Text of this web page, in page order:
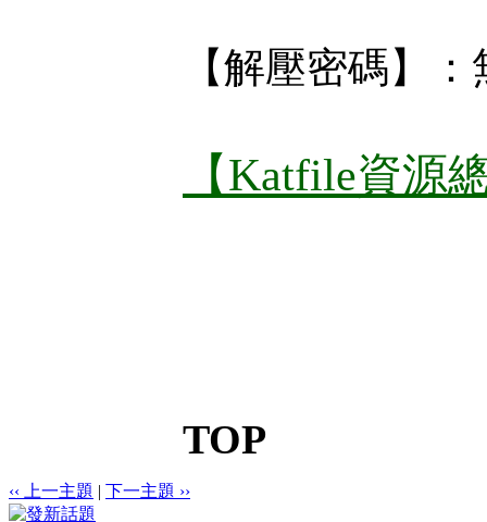
【解壓密碼】：
【Katfile資源
TOP
‹‹ 上一主題 | 下一主題 ››